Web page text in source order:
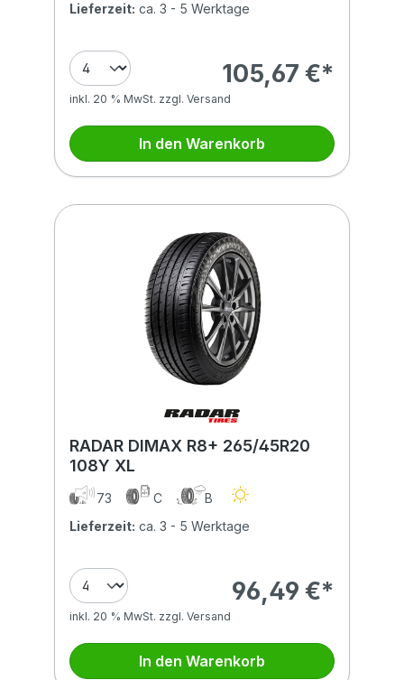
Lieferzeit: ca. 3 - 5 Werktage
105,67 €*
inkl. 20 % MwSt. zzgl. Versand
In den Warenkorb
RADAR DIMAX R8+ 265/45R20
108Y XL
73 C
B
Lieferzeit: ca. 3 - 5 Werktage
96,49 €*
inkl. 20 % MwSt. zzgl. Versand
In den Warenkorb